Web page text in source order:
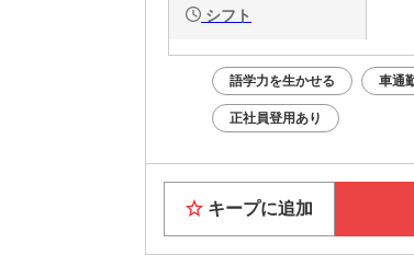
シフト
語学力を生かせる 車通
正社員登用あり
キープに追加